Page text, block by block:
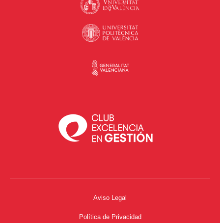
Aviso Legal
Política de Privacidad